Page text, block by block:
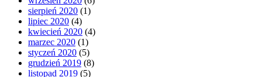
sierpień 2020 (1)
lipiec 2020 (4)
kwiecień 2020 (4)
marzec 2020 (1)
styczeń 2020 (5)
grudzień 2019 (8)
listopad 2019 (5)